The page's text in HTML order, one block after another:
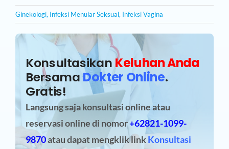
Ginekologi, Infeksi Menular Seksual, Infeksi Vagina
Konsultasikan Keluhan Anda
BersamaDokter Online.
Gratis!
Langsung saja konsultasi online atau
reservasi onlinedi nomor+62821-1099-
9870atau dapat mengklik linkKonsultasi